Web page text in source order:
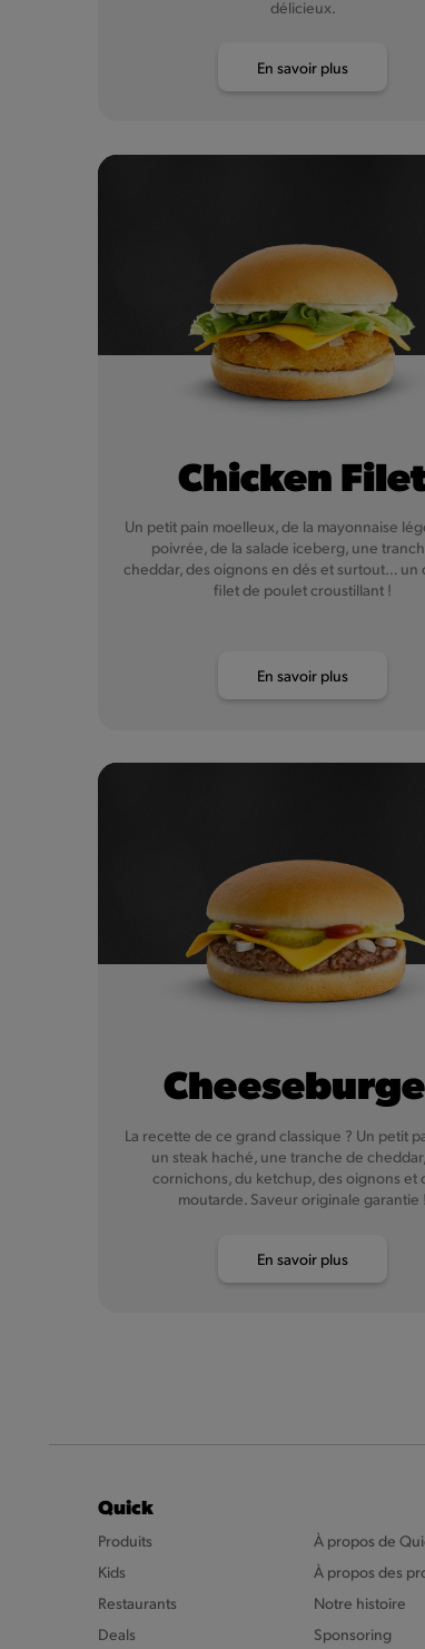
délicieux.
En savoir plus
Chicken
Un petit pain moelleux, de la mayonnaise
poivrée, de la salade iceberg, une
cheddar, des oignons en dés et surtout… un
filet de poulet croustillant !
En savoir plus
La recette de ce grand classique ? Un petit
un steak haché, une tranche de
cornichons, du ketchup, des oignons et
moutarde. Saveur originale garantie !
En savoir plus
Quick
Produits
Kids
Restaurants
Deals
À propos de
À propos des
Notre histoire
Sponsoring